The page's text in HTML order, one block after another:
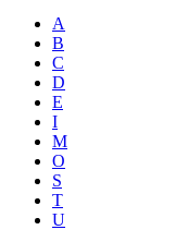
A
B
C
D
E
I
M
O
S
T
U